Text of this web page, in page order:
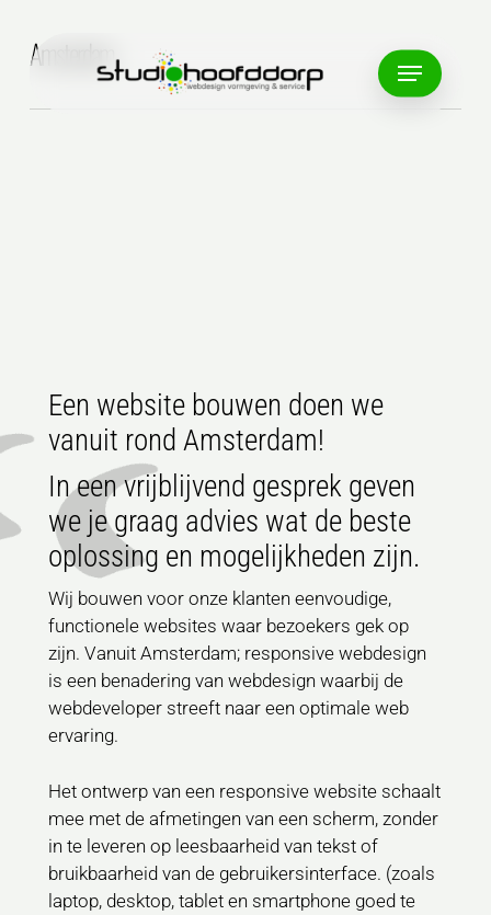
main
Menu
Amsterdam
Een website bouwen doen we
vanuit rond Amsterdam!
In een vrijblijvend gesprek geven
we je graag advies wat de beste
oplossing en mogelijkheden zijn.
Wij bouwen voor onze klanten eenvoudige,
functionele websites waar bezoekers gek op
zijn. Vanuit Amsterdam; responsive webdesign
is een benadering van webdesign waarbij de
webdeveloper streeft naar een optimale web
ervaring.
Het ontwerp van een responsive website schaalt
mee met de afmetingen van een scherm, zonder
in te leveren op leesbaarheid van tekst of
bruikbaarheid van de gebruikersinterface. (zoals
laptop, desktop, tablet en smartphone goed te